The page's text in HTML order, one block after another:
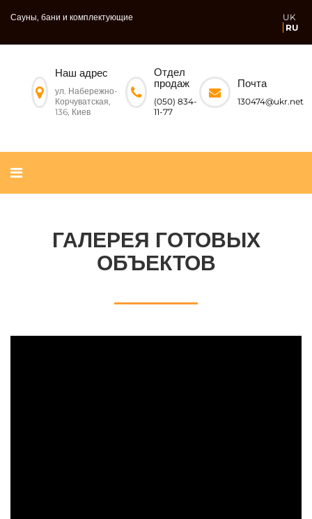
Сауны, бани и комплектующие
UK
RU
Наш адрес
ул. Набережно-
Корчуватская,
136, Киев
Отдел
продаж
(050) 834-
11-77
Почта
130474@ukr.net
ГАЛЕРЕЯ ГОТОВЫХ
ОБЪЕКТОВ